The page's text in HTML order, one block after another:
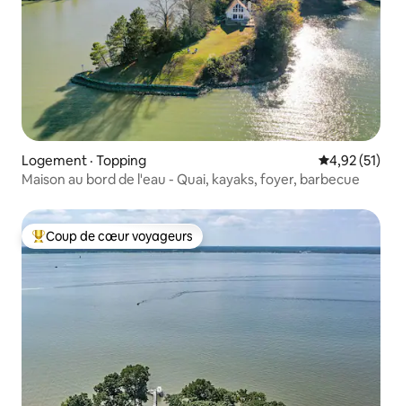
Logement · Topping Note
4,92 (51)
Maison au bord de l'eau - Quai, kayaks, foyer, barbecue
Coup de cœur voyageurs parmi les plus aimés
Coup de cœur voyageurs